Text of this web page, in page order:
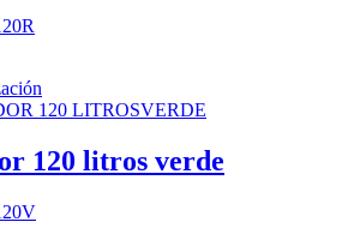
120 litros verde